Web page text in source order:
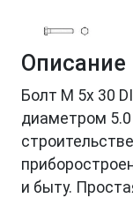
Описание
Болт М 5х 30
диаметром 5.0
и быту.